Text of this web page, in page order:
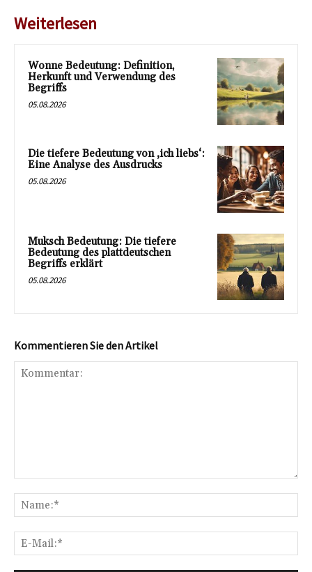
Weiterlesen
Wonne Bedeutung: Definition,
Herkunft und Verwendung des
Begriffs
05.08.2026
Die tiefere Bedeutung von ‚ich liebs‘:
Eine Analyse des Ausdrucks
05.08.2026
Muksch Bedeutung: Die tiefere
Bedeutung des plattdeutschen
Begriffs erklärt
05.08.2026
Kommentieren Sie den Artikel